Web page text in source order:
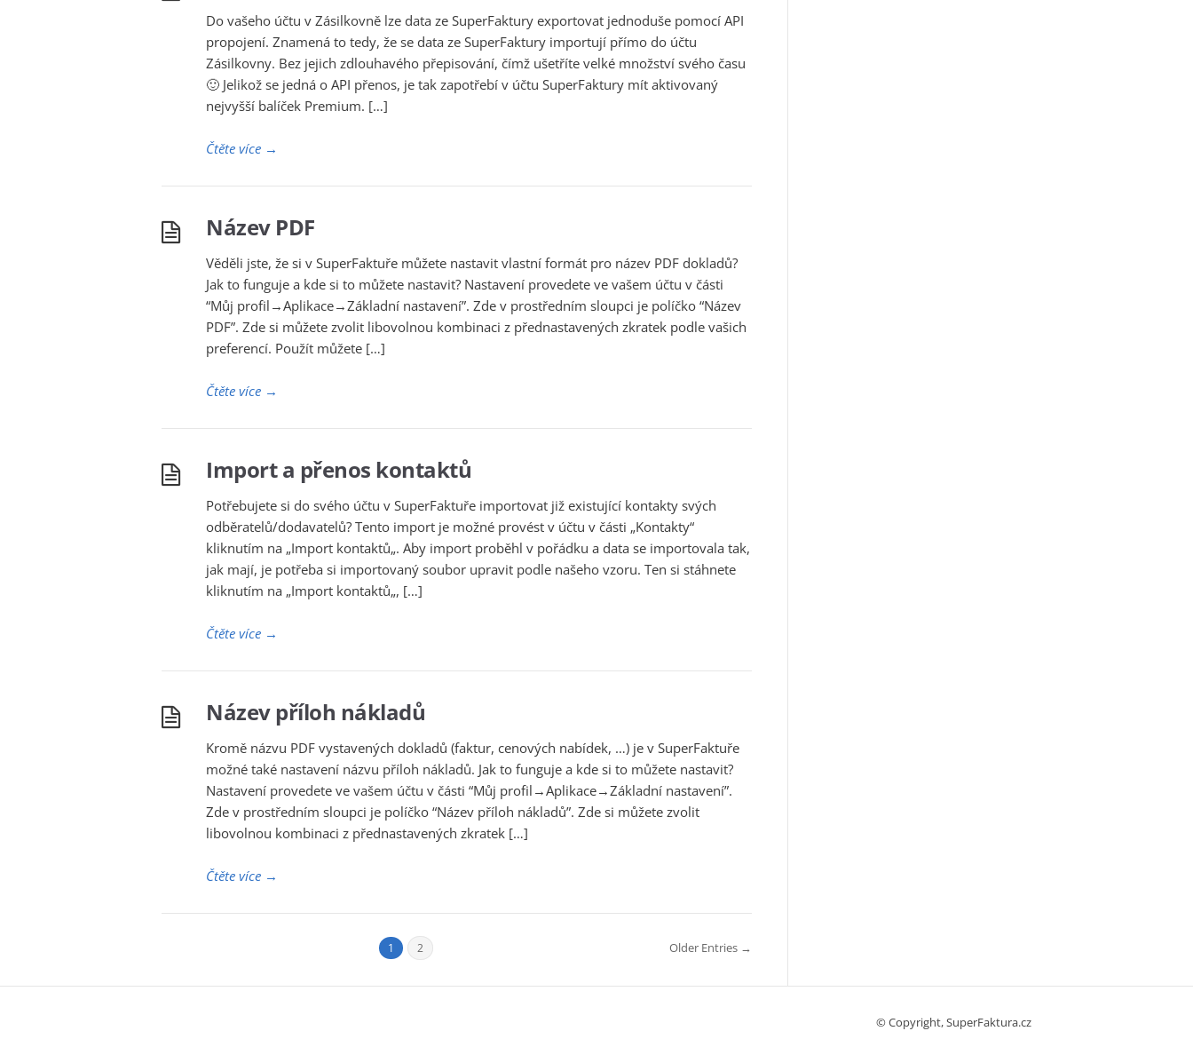
Do vašeho účtu v Zásilkovně lze data ze SuperFaktury exportovat jednoduše pomocí API
propojení. Znamená to tedy, že se data ze SuperFaktury importují přímo do účtu
Zásilkovny. Bez jejich zdlouhavého přepisování, čímž ušetříte velké množství svého času
🙂 Jelikož se jedná o API přenos, je tak zapotřebí v účtu SuperFaktury mít aktivovaný
nejvyšší balíček Premium. […]
Čtěte více →
Název PDF
Věděli jste, že si v SuperFaktuře můžete nastavit vlastní formát pro název PDF dokladů?
Jak to funguje a kde si to můžete nastavit? Nastavení provedete ve vašem účtu v části
“Můj profil→Aplikace→Základní nastavení”. Zde v prostředním sloupci je políčko “Název
PDF”. Zde si můžete zvolit libovolnou kombinaci z přednastavených zkratek podle vašich
preferencí. Použít můžete […]
Čtěte více →
Import a přenos kontaktů
Potřebujete si do svého účtu v SuperFaktuře importovat již existující kontakty svých
odběratelů/dodavatelů? Tento import je možné provést v účtu v části „Kontakty“
kliknutím na „Import kontaktů„. Aby import proběhl v pořádku a data se importovala tak,
jak mají, je potřeba si importovaný soubor upravit podle našeho vzoru. Ten si stáhnete
kliknutím na „Import kontaktů„, […]
Čtěte více →
Název příloh nákladů
Kromě názvu PDF vystavených dokladů (faktur, cenových nabídek, …) je v SuperFaktuře
možné také nastavení názvu příloh nákladů. Jak to funguje a kde si to můžete nastavit?
Nastavení provedete ve vašem účtu v části “Můj profil→Aplikace→Základní nastavení”.
Zde v prostředním sloupci je políčko “Název příloh nákladů”. Zde si můžete zvolit
libovolnou kombinaci z přednastavených zkratek […]
Čtěte více →
1 2 Older Entries →
© Copyright, SuperFaktura.cz